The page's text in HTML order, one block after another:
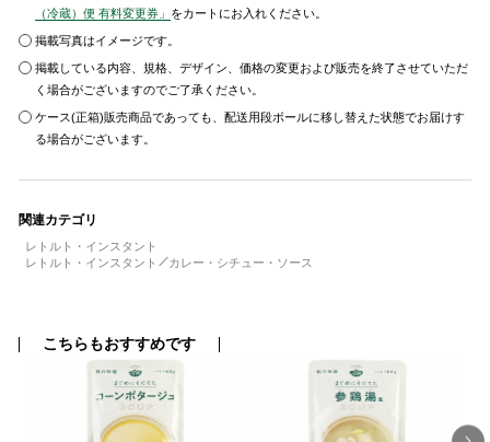
（冷蔵）便 有料変更券」 をカートにお入れください。
掲載写真はイメージです。
掲載している内容、規格、デザイン、価格の変更および販売を終了させていただ
く場合がございますのでご了承ください。
ケース(正箱)販売商品であっても、配送用段ボールに移し替えた状態でお届けす
る場合がございます。
関連カテゴリ
レトルト・インスタント
レトルト・インスタント
カレー・シチュー・ソース
こちらもおすすめです